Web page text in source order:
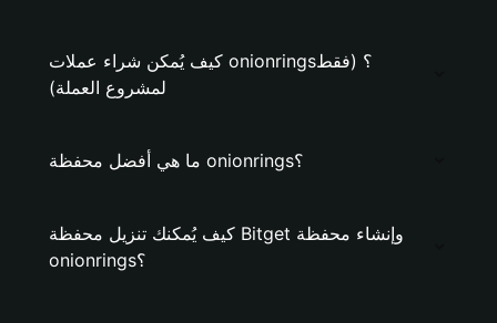
كيف يُمكن شراء عملات onionrings؟ (فقط
لمشروع العملة)
ما هي أفضل محفظة onionrings؟
كيف يُمكنك تنزيل محفظة Bitget وإنشاء محفظة
onionrings؟